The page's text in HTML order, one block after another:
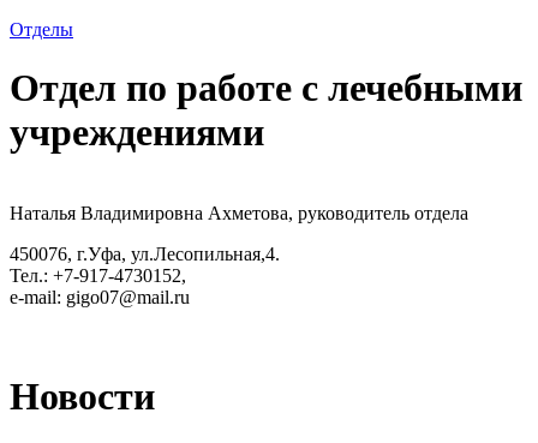
Отделы
Отдел по работе с лечебными
учреждениями
Наталья Владимировна Ахметова, руководитель отдела
450076, г.Уфа, ул.Лесопильная,4.
Тел.: +7-917-4730152,
e-mail: gigo07@mail.ru
Новости